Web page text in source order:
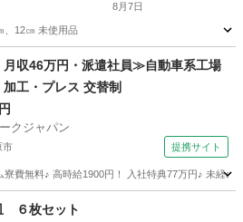
8月7日
12㎝ 未使用品
食器 小皿
収46万円・派遣社員≫自動車系工場
工・プレス 交替制
クジャパン
市 提携サイト
費無料♪ 高時給1900円！ 入社特典77万円♪ 未経
６枚セット